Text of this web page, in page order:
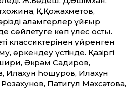
Қ.Қожахметов,
қаламгерлер ұйғыр
сөйлетуге көп үлес қосты.
классиктерінен үйренген
өркендеу үстінде. Қазіргі
Әкрәм Садиров,
Илахун Һошуров, Илахун
Патигүл Мәхсәтова,